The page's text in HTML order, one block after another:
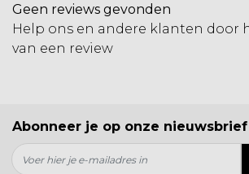
Geen reviews gevonden
Help ons en andere klanten door
van een review
Abonneer je op onze nieuwsbrief